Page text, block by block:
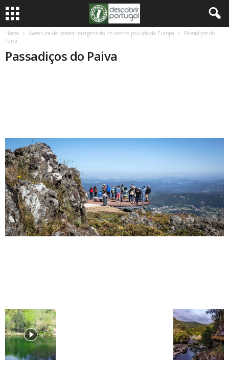
Home Aventura de passear margens do rio menos poluído da Europa
Passadiços do
Paiva
Passadiços do Paiva